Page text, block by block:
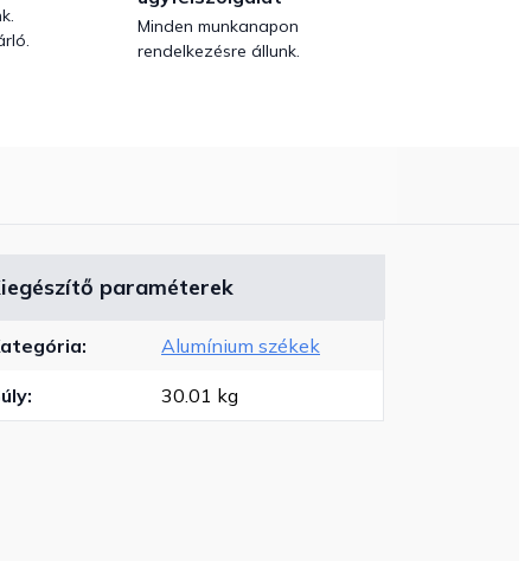
Minden munkanapon
rendelkezésre állunk.
paraméterek
: Alumínium székek
: 30.01 kg